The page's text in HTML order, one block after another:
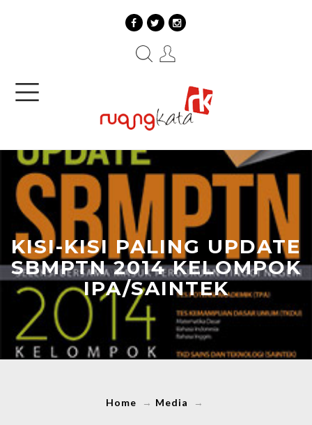
KISI-KISI PALING UPDATE
SBMPTN 2014 KELOMPOK
IPA/SAINTEK
Home → Media →